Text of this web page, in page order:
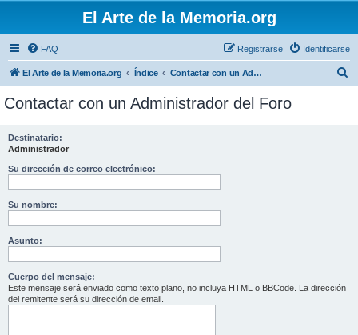
El Arte de la Memoria.org
FAQ Identificarse
Registrarse
El Arte de la Memoria.org Índice Contactar con un Administrador del Foro
Contactar con un Administrador del Foro
Destinatario:
Administrador
Su dirección de correo electrónico:
Su nombre:
Asunto:
Cuerpo del mensaje:
Este mensaje será enviado como texto plano, no incluya HTML o BBCode. La dirección
del remitente será su dirección de email.